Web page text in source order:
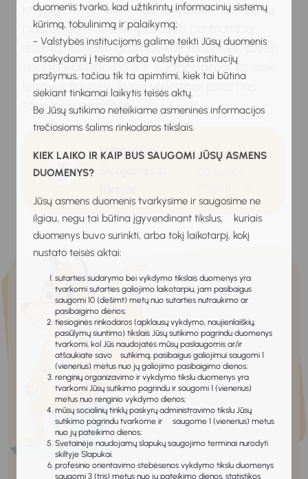
duomenis tvarko, kad užtikrintų informacinių sistemų
kūrimą, tobulinimą ir palaikymą;
- Valstybės institucijoms galime teikti Jūsų duomenis
atsakydami į teismo arba valstybės institucijų
prašymus, tačiau tik ta apimtimi, kiek tai būtina
siekiant tinkamai laikytis teisės aktų.
Be Jūsų sutikimo neteikiame asmeninės informacijos
trečiosioms šalims rinkodaros tikslais.
KIEK LAIKO IR KAIP BUS SAUGOMI JŪSŲ ASMENS
DUOMENYS?
Jūsų asmens duomenis tvarkysime ir saugosime ne
ilgiau, negu tai būtina įgyvendinant tikslus, kuriais
duomenys buvo surinkti, arba tokį laikotarpį, kokį
nustato teisės aktai:
sutarties sudarymo bei vykdymo tikslais duomenys yra
tvarkomi sutarties galiojimo laikotarpiu, jam pasibaigus
saugomi 10 (dešimt) metų nuo sutarties nutraukimo ar
pasibaigimo dienos;
tiesioginės rinkodaros (apklausų vykdymo, naujienlaiškių,
pasiūlymų siuntimo) tikslais Jūsų sutikimo pagrindu duomenys
tvarkomi, kol Jūs naudojatės mūsų paslaugomis ar/ir
atšaukiate savo sutikimą, pasibaigus galiojimui saugomi 1
(vienerius) metus nuo jų galiojimo pasibaigimo dienos;
renginių organizavimo ir vykdymo tikslu duomenys yra
tvarkomi Jūsų sutikimo pagrindu ir saugomi 1 (vienerius)
metus nuo renginio vykdymo dienos;
mūsų socialinių tinklų paskyrų administravimo tikslu Jūsų
sutikimo pagrindu tvarkome ir saugome 1 (vienerius) metus
nuo jų pateikimo dienos;
Svetainėje naudojamų slapukų saugojimo terminai nurodyti
skiltyje Slapukai.
profesinio orientavimo stebėsenos vykdymo tikslu duomenys
saugomi 3 (tris) metus nuo jų pateikimo dienos, statistikos
knygą. Tikslo siekimas reikalaus nuolatinių
pastangų: kasdien parašyti po trumpą
istoriją, išmokti gramatikos taisykles, piešti
teksto iliustracijas ir t. t. Žinodama, ko sieki,
lengvai suprasi, kurie veiksmai priartins
tave prie svajonės.
Užduotis:
Atsisiųsti